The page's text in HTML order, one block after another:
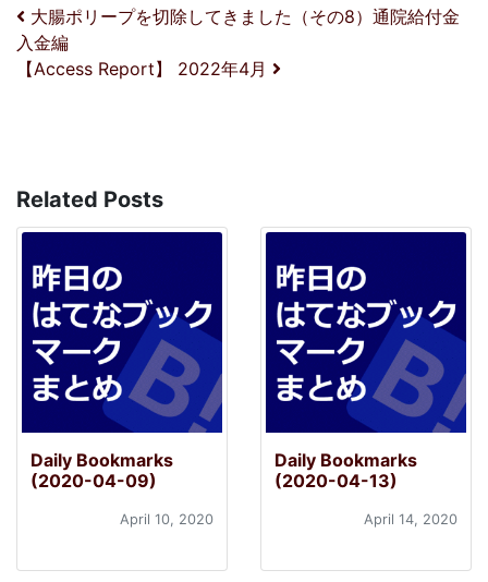
投稿ナビゲーション
大腸ポリープを切除してきました（その8）通院給付金
入金編
【Access Report】 2022年4月
Related Posts
Daily Bookmarks
(2020-04-09)
April 10, 2020
Daily Bookmarks
(2020-04-13)
April 14, 2020